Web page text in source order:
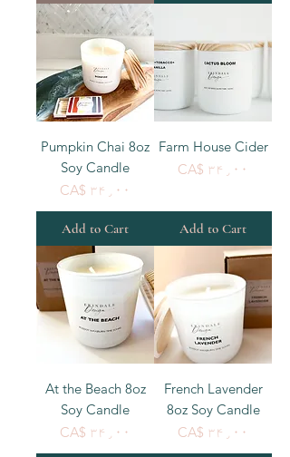
Farm House Cider
Price
CA$ ۳۴٫۰۰
Add to Cart
Pumpkin Chai 8oz
Soy Candle
Price
CA$ ۳۴٫۰۰
Add to Cart
French Lavender
8oz Soy Candle
Price
CA$ ۳۴٫۰۰
At the Beach 8oz
Soy Candle
Price
CA$ ۳۴٫۰۰